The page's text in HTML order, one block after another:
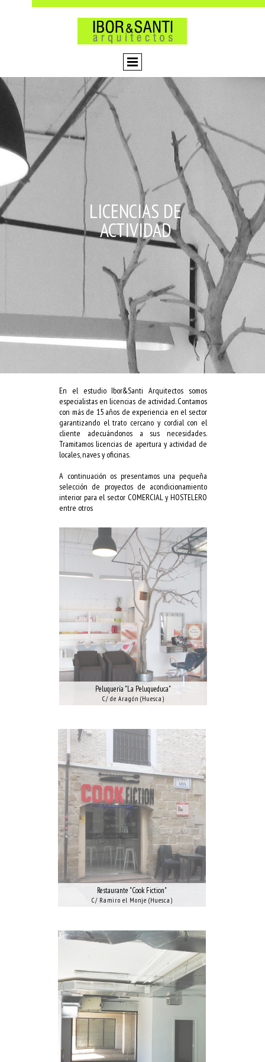
LICENCIAS DE
ACTIVIDAD
En el estudio Ibor&Santi Arquitectos somos
especialistas en licencias de actividad. Contamos
con más de 15 años de experiencia en el sector
garantizando el trato cercano y cordial con el
cliente adecuándonos a sus necesidades.
Tramitamos licencias de apertura y actividad de
locales, naves y oficinas.
A continuación os presentamos una pequeña
selección de proyectos de acondicionamiento
interior para el sector COMERCIAL y HOSTELERO
entre otros
Peluquería "La Peluqueduca"
C/ de Aragón (Huesca)
Restaurante "Cook Fiction"
C/ Ramiro el Monje (Huesca)